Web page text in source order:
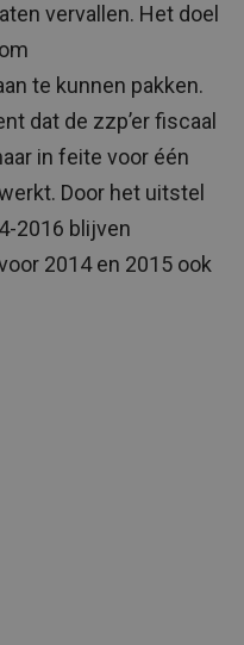
vervallen. Het doel
te kunnen pakken.
dat de zzp’er fiscaal
in feite voor één
Door het uitstel
2016 blijven
2014 en 2015 ook